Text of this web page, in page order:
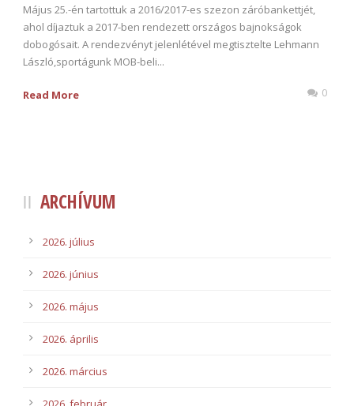
Május 25.-én tartottuk a 2016/2017-es szezon záróbankettjét,
ahol díjaztuk a 2017-ben rendezett országos bajnokságok
dobogósait. A rendezvényt jelenlétével megtisztelte Lehmann
László,sportágunk MOB-beli...
Read More 0
ARCHÍVUM
2026. július
2026. június
2026. május
2026. április
2026. március